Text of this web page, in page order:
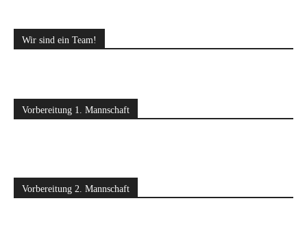
Wir sind ein Team!
Vorbereitung 1. Mannschaft
Vorbereitung 2. Mannschaft